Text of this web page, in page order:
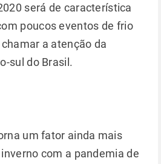
será de característica
poucos eventos de frio
a atenção da
sul do Brasil.
um fator ainda mais
com a pandemia de